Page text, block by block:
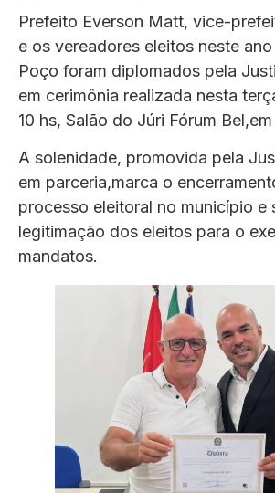
Prefeito Everson Matt, vice-
e os vereadores eleitos neste
Poço foram diplomados pela
em cerimônia realizada nesta
10 hs, Salão do Júri Fórum
A solenidade, promovida pela
em parceria,marca o
processo eleitoral no município e
legitimação dos eleitos para o
mandatos.